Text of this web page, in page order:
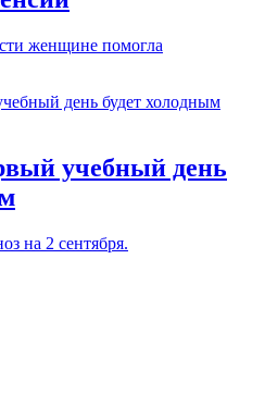
женщине помогла
учебный день
на 2 сентября.